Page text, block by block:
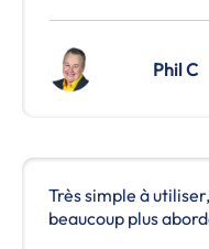
Phil C
Très simple à
beaucoup plus